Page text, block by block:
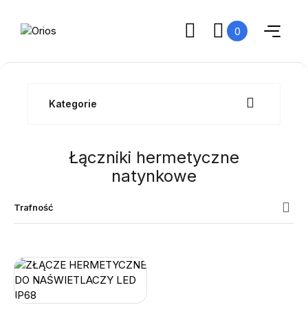
0
Kategorie
Łączniki hermetyczne
natynkowe
Trafność